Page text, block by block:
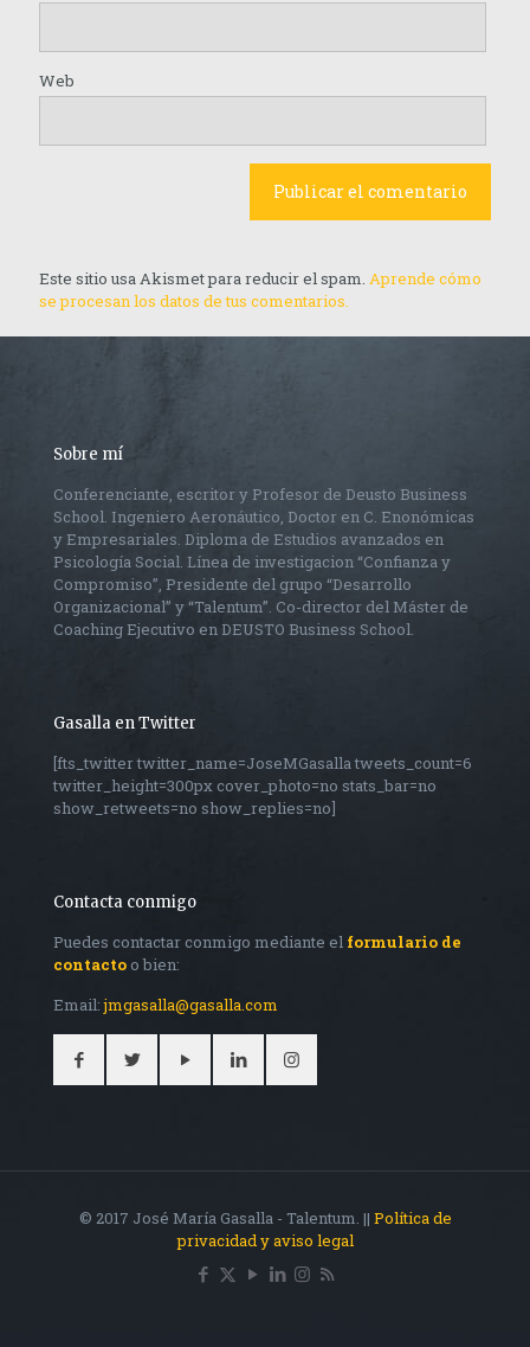
Web
Este sitio usa Akismet para reducir el spam. Aprende cómo
se procesan los datos de tus comentarios.
Sobre mí
Conferenciante, escritor y Profesor de Deusto Business
School. Ingeniero Aeronáutico, Doctor en C. Enonómicas
y Empresariales. Diploma de Estudios avanzados en
Psicología Social. Línea de investigacion “Confianza y
Compromiso”, Presidente del grupo “Desarrollo
Organizacional” y “Talentum”. Co-director del Máster de
Coaching Ejecutivo en DEUSTO Business School.
Gasalla en Twitter
[fts_twitter twitter_name=JoseMGasalla tweets_count=6
twitter_height=300px cover_photo=no stats_bar=no
show_retweets=no show_replies=no]
Contacta conmigo
Puedes contactar conmigo mediante el formulario de
contacto o bien:
Email:jmgasalla@gasalla.com
© 2017 José María Gasalla - Talentum. || Política de
privacidad y aviso legal